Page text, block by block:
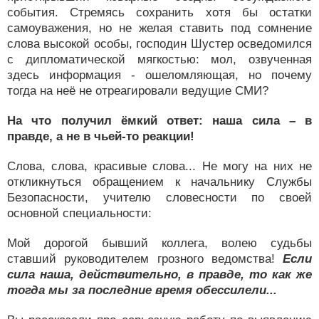
события. Стремясь сохранить хотя бы остатки
самоуважения, но не желая ставить под сомнение
слова высокой особы, господин Шустер осведомился
с дипломатической мягкостью: мол, озвученная
здесь информация - ошеломляющая, но почему
тогда на неё не отреагировали ведущие СМИ?
На что получил ёмкий ответ: наша сила – в
правде, а не в чьей-то реакции!
Слова, слова, красивые слова... Не могу на них не
откликнуться обращением к начальнику Службы
Безопасности, учителю словесности по своей
основной специальности:
Мой дорогой бывший коллега, волею судьбы
ставший руководителем грозного ведомства! Если
сила наша, действительно, в правде, то как же
тогда мы за последние время обессилели...